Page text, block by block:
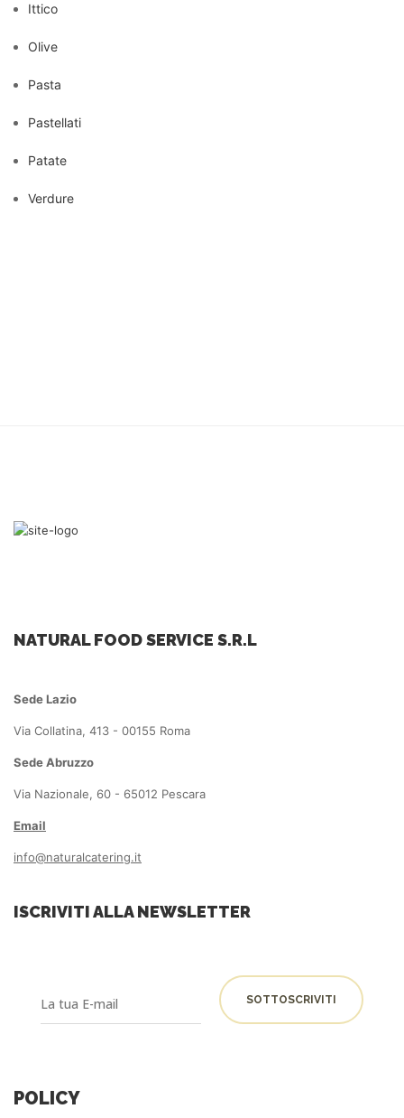
Ittico
Olive
Pasta
Pastellati
Patate
Verdure
NATURAL FOOD SERVICE S.R.L
Sede Lazio
Via Collatina, 413 - 00155 Roma
Sede Abruzzo
Via Nazionale, 60 - 65012 Pescara
Email
info@naturalcatering.it
ISCRIVITI ALLA NEWSLETTER
POLICY